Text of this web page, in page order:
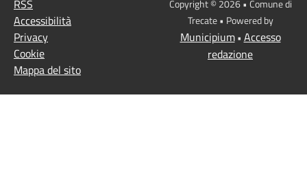
RSS
Accessibilità
Privacy
Cookie
Mappa del sito
Copyright © 2026 • Comune di
Trecate • Powered by
Municipium• Accesso
redazione